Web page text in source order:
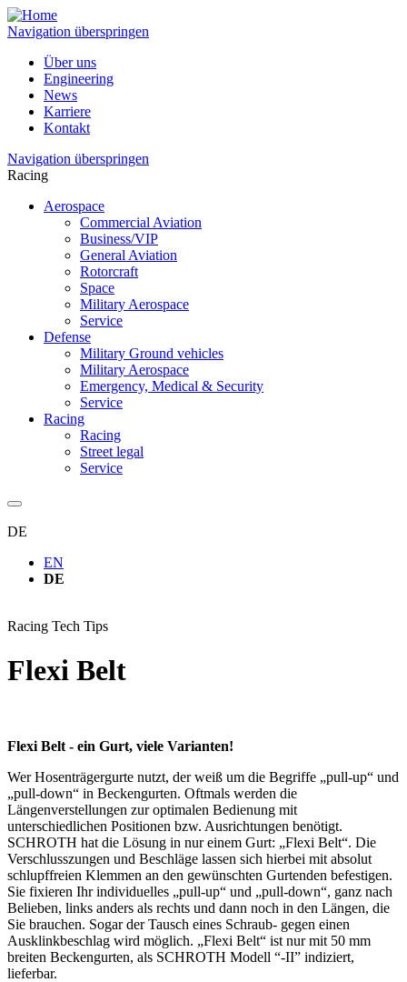
Navigation überspringen
Über uns
Engineering
News
Karriere
Kontakt
Navigation überspringen
Racing
Aerospace
Commercial Aviation
Business/VIP
General Aviation
Rotorcraft
Space
Military Aerospace
Service
Defense
Military Ground vehicles
Military Aerospace
Emergency, Medical & Security
Service
Racing
Racing
Street legal
Service
DE
EN
DE
Racing Tech Tips
Flexi Belt
Flexi Belt - ein Gurt, viele Varianten!
Wer Hosenträgergurte nutzt, der weiß um die Begriffe „pull-up“ und
„pull-down“ in Beckengurten. Oftmals werden die
Längenverstellungen zur optimalen Bedienung mit
unterschiedlichen Positionen bzw. Ausrichtungen benötigt.
SCHROTH hat die Lösung in nur einem Gurt: „Flexi Belt“. Die
Verschlusszungen und Beschläge lassen sich hierbei mit absolut
schlupffreien Klemmen an den gewünschten Gurtenden befestigen.
Sie fixieren Ihr individuelles „pull-up“ und „pull-down“, ganz nach
Belieben, links anders als rechts und dann noch in den Längen, die
Sie brauchen. Sogar der Tausch eines Schraub- gegen einen
Ausklinkbeschlag wird möglich. „Flexi Belt“ ist nur mit 50 mm
breiten Beckengurten, als SCHROTH Modell “-II” indiziert,
lieferbar.